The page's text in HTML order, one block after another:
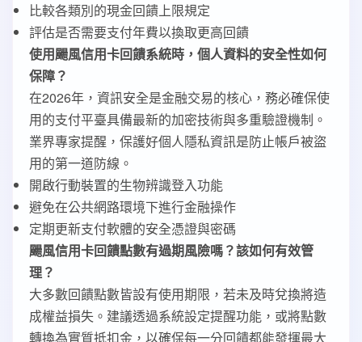
比較各類別的現金回饋上限規定
評估是否需要支付年費以換取更高回饋
使用颺風信用卡回饋系統時，個人資料的安全性如何
保障？
在2026年，資訊安全是金融交易的核心，務必確保使
用的支付平臺具備最新的加密技術與多重驗證機制。
業界專家提醒，保護好個人隱私資訊是防止帳戶被盜
用的第一道防線。
開啟行動裝置的生物辨識登入功能
避免在公共網路環境下進行金融操作
定期更新支付軟體的安全憑證與密碼
颺風信用卡回饋點數有過期風險嗎？該如何有效管
理？
大多數回饋點數皆設有使用期限，若未及時兌換將造
成權益損失。建議透過系統設定提醒功能，或將點數
轉換為實質抵扣金，以確保每一分回饋都能發揮最大